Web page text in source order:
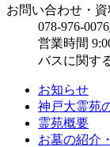
お問い合わせ・
078-976-0076
営業時間
バスに関す
お知らせ
神戸大霊苑
霊苑概要
お墓の紹介